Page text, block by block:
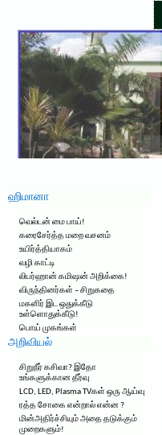
ஹிமானா
வெல்டன் மை பாய்!
கரைசேர்த்த மறை வசனம்
உயிர்த்தியாகம்
வழி காட்டி
லிபர்ஹான் கமிஷன் அறிக்கை!
விருந்தினர்கள் – சிறுகதை
மகளிர் இட ஒதுக்கீடு
உள்ளொதுக்கீடு!
பொய் முகங்கள்
அறிவியல்
சிறுநீர் கசிவா? இதோ
உங்களுக்கான தீர்வு
LCD, LED, Plasma TVகள் ஒரு ஆய்வு
ரத்த சோகை என்றால் என்ன ?
மின்அதிர்ச்சியும் அதை தடுக்கும்
முறைகளும்!